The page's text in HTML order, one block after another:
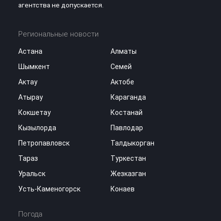
агентства не допускается.
Региональные новости
Астана
Алматы
Шымкент
Семей
Актау
Актобе
Атырау
Караганда
Кокшетау
Костанай
Кызылорда
Павлодар
Петропавловск
Талдыкорган
Тараз
Туркестан
Уральск
Жезказган
Усть-Каменогорск
Конаев
Погода